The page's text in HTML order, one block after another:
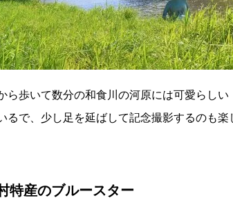
ら歩いて数分の和食川の河原には可愛らし
るで、少し足を延ばして記念撮影するのも楽
特産のブルースター